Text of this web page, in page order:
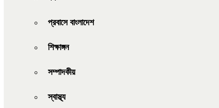
প্রবাসে বাংলাদেশ
শিক্ষাঙ্গন
সম্পাদকীয়
স্বাস্থ্য